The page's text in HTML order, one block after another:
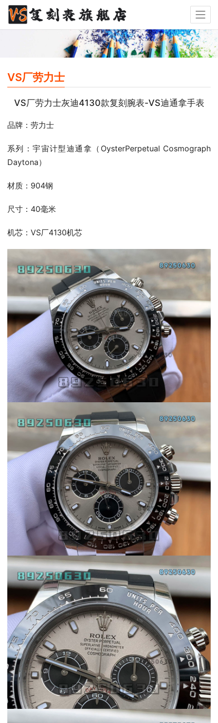
VS厂劳力士
VS厂劳力士灰迪4130款复刻腕表-VS迪通拿手表
品牌：劳力士
系列：宇宙计型迪通拿（OysterPerpetual Cosmograph
Daytona）
材质：904钢
尺寸：40毫米
机芯：VS厂4130机芯